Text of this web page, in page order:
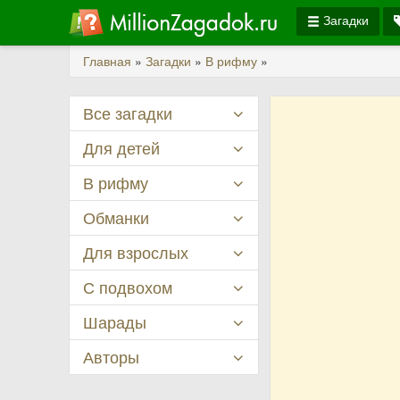
Загадки
Главная » Загадки » В рифму »
Все загадки
Для детей
В рифму
Обманки
Для взрослых
С подвохом
Шарады
Авторы